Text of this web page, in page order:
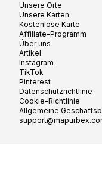
Unsere Orte
Unsere Karten
Kostenlose Karte
Affiliate-Programm
Über uns
Artikel
Instagram
TikTok
Pinterest
Datenschutzrichtlinie
Cookie-Richtlinie
Allgemeine